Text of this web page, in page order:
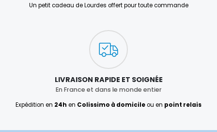
Un petit cadeau de Lourdes offert pour toute commande
LIVRAISON RAPIDE ET SOIGNÉE
En France et dans le monde entier
Expédition en 24h en Colissimo à domicileou en point relais